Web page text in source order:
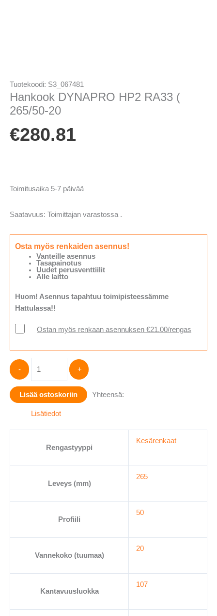
Tuotekoodi: S3_067481
Hankook DYNAPRO HP2 RA33 (
265/50-20
€280.81
Toimitusaika 5-7 päivää
Saatavuus: Toimittajan varastossa .
Osta myös renkaiden asennus!
Vanteille asennus
Tasapainotus
Uudet perusventtiilit
Alle laitto
Huom! Asennus tapahtuu toimipisteessämme
Hattulassa!!
Ostan myös renkaan asennuksen €21.00/rengas
-
HP2
RA33
(
määrä
+
Lisää ostoskoriin Yhteensä:
Lisätiedot
Rengastyyppi
Kesärenkaat
Leveys (mm)
265
Profiili
50
Vannekoko (tuumaa)
20
Kantavuusluokka
107